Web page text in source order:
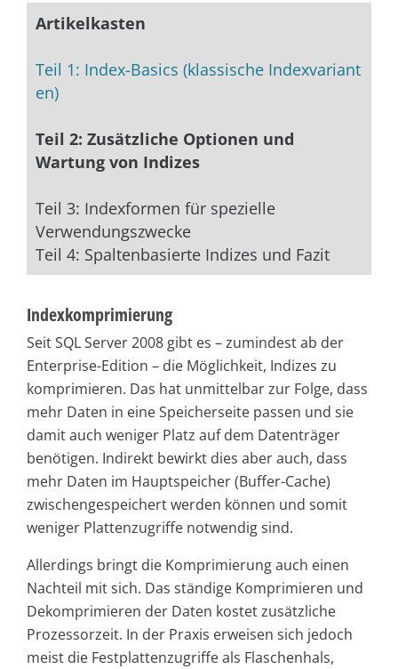
Artikelkasten
Teil 1: Index-Basics (klassische Indexvariant
en)
Teil 2: Zusätzliche Optionen und
Wartung von Indizes
Teil 3: Indexformen für spezielle
Verwendungszwecke
Teil 4: Spaltenbasierte Indizes und Fazit
Indexkomprimierung
Seit SQL Server 2008 gibt es – zumindest ab der
Enterprise-Edition – die Möglichkeit, Indizes zu
komprimieren. Das hat unmittelbar zur Folge, dass
mehr Daten in eine Speicherseite passen und sie
damit auch weniger Platz auf dem Datenträger
benötigen. Indirekt bewirkt dies aber auch, dass
mehr Daten im Hauptspeicher (Buffer-Cache)
zwischengespeichert werden können und somit
weniger Plattenzugriffe notwendig sind.
Allerdings bringt die Komprimierung auch einen
Nachteil mit sich. Das ständige Komprimieren und
Dekomprimieren der Daten kostet zusätzliche
Prozessorzeit. In der Praxis erweisen sich jedoch
meist die Festplattenzugriffe als Flaschenhals,